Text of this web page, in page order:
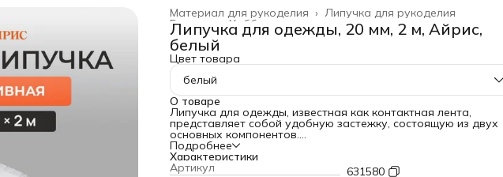
Липучка для рукоделия
Материал для рукоделия ›
Хобби и творчество ›
Главная ›
Липучка для одежды, 20 мм, 2 м, Айрис,
белый
Цвет товара
белый
О товаре
Липучка для одежды, известная как контактная лента,
представляет собой удобную застежку, состоящую из двух
основных компонентов.
Липучка включает в себя две прочные текстильные ленты,
каждая из которых выполняет свою уникальную функцию.
Первая лента оснащена специальной лицевой поверхностью,
Подробнее
Характеристики
Артикул
631580